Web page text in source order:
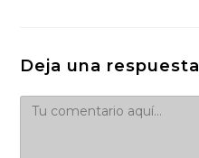
Deja una respuesta